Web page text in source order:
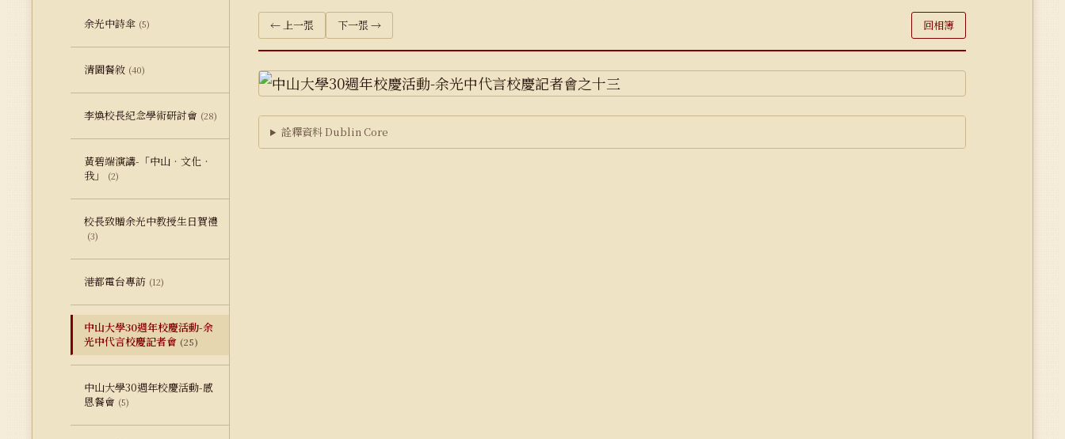
余光中詩傘 (5)
清園餐敘 (40)
李煥校長紀念學術研討會 (28)
黃碧端演講-「中山‧文化‧
我」
(2)
校長致贈余光中教授生日賀禮
(3)
港都電台專訪 (12)
中山大學30週年校慶活動-余
光中代言校慶記者會 (25)
中山大學30週年校慶活動-感
恩餐會 (5)
← 上一張 下一張 → 回相簿
詮釋資料 Dublin Core